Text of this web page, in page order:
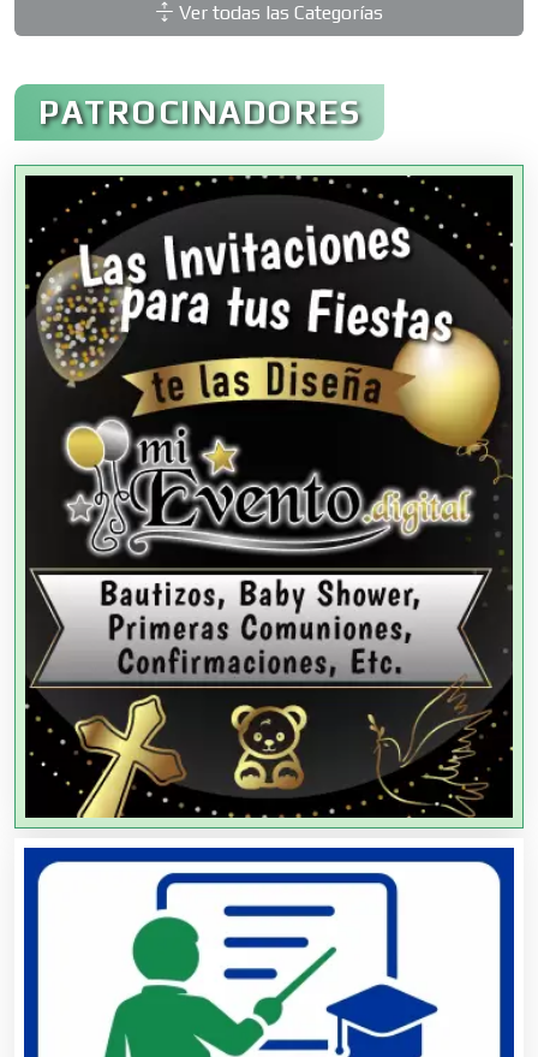
Administración de Empresas
Agencias Aduanales
Agencias de Autos
Agencias de Cobranza
Agencias de Colocación
Agencias de Modelos
Agencias de Publicidad
Agencias de Viajes
Agricultores
Agricultura y Ganadería
Agua Purificada
Ver todas las Categorías
PATROCINADORES